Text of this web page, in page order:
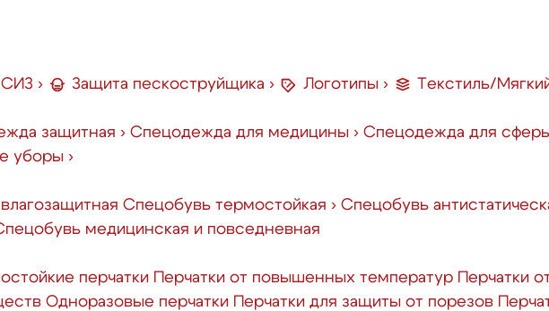
СИЗ › Защита пескоструйщика › Логотипы › Текстиль/
защитная › Спецодежда для медицины › Спецодежда для
уборы ›
Спецобувь термостойкая › Спецобувь
медицинская и повседневная
перчатки Перчатки от повышенных температур Перчатки
Одноразовые перчатки Перчатки для защиты от порезов